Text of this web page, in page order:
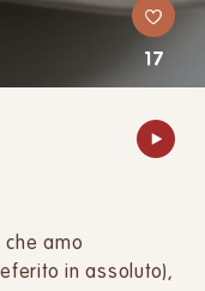
17
amo
in assoluto),